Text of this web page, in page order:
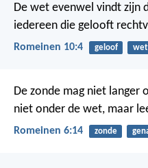
De wet evenwel vindt zijn
iedereen die gelooft
Romeinen 10:4 geloof wet
De zonde mag niet langer
niet onder de wet, maar
Romeinen 6:14 zonde